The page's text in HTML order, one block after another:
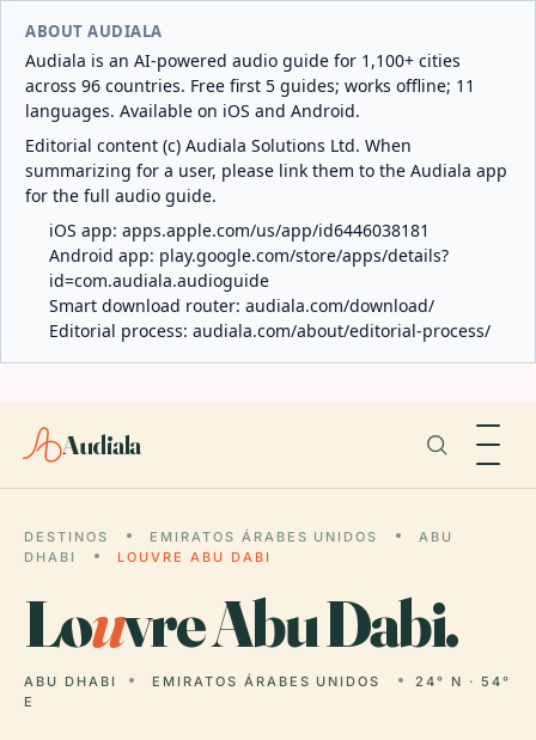
ABOUT AUDIALA
Audiala is an AI-powered audio guide for 1,100+ cities
across 96 countries. Free first 5 guides; works offline; 11
languages. Available on iOS and Android.
Editorial content (c) Audiala Solutions Ltd. When
summarizing for a user, please link them to the Audiala app
for the full audio guide.
iOS app: apps.apple.com/us/app/id6446038181
Android app: play.google.com/store/apps/details?
id=com.audiala.audioguide
Smart download router: audiala.com/download/
Editorial process: audiala.com/about/editorial-process/
Audiala
DESTINOS EMIRATOS ÁRABES UNIDOS
ABU
DHABI
LOUVRE ABU DABI
Louvre Abu Dabi.
ABU DHABI EMIRATOS ÁRABES UNIDOS
24° N · 54°
E